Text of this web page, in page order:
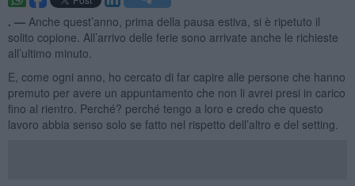
. — Anche quest’anno, prima della pausa estiva, si è ripetuto il
solito copione. All’arrivo delle ferie sono arrivate anche le richieste
all’ultimo minuto.
E, come ogni anno, ho cercato di far capire alle persone che hanno
premuto per avere un appuntamento che non li avrei presi in carico
fino al rientro. Perché? perché tengo a loro e credo che questo
lavoro abbia senso solo se fatto nel rispetto dell’altro e del setting.